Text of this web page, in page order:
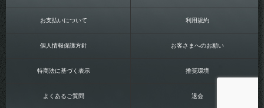
お支払いについて 利用規約
個人情報保護方針 お客さまへのお願い
特商法に基づく表示 推奨環境
よくあるご質問 退会